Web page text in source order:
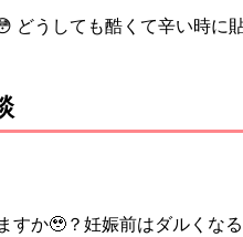
どうしても酷くて辛い時に
すか🥹？妊娠前はダルくな